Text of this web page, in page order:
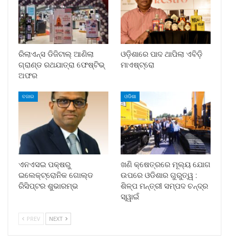
ରିଲାଏନ୍ସ ଡିଜିଟାଲ୍ ଆଣିଲା
ଗ୍ରାଣ୍ଡ ରଥଯାତ୍ରା ଫେଷ୍ଟିଭ୍
ଅଫର
ଓଡ଼ିଶାରେ ପାଦ ଥାପିଲା ଏବିଡ଼ି
ମାଏଷ୍ଟ୍ରୋ
ବଜାର
ଏନଏସଇ ପକ୍ଷରୁ
ଇଲେକ୍‌ଟ୍ରୋନିକ ଗୋଲ୍ଡ
ରିସିପ୍ଟର ଶୁଭାରମ୍ଭ
ଓଡିଶା
ଖଣି କ୍ଷେତ୍ରରେ ମୂଲ୍ୟ ଯୋଗ
ଉପରେ ଓଡିଶାର ଗୁରୁତ୍ୱ :
ଶିଳ୍ପ ମନ୍ତ୍ରୀ ସମ୍ପଦ ଚନ୍ଦ୍ର
ସ୍ୱାଇଁ
PREV NEXT